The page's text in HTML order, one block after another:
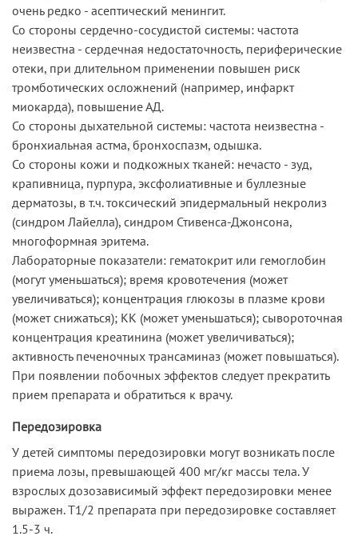
очень редко - асептический менингит.
Со стороны сердечно-сосудистой системы: частота
неизвестна - сердечная недостаточность, периферические
отеки, при длительном применении повышен риск
тромботических осложнений (например, инфаркт
миокарда), повышение АД.
Со стороны дыхательной системы: частота неизвестна -
бронхиальная астма, бронхоспазм, одышка.
Со стороны кожи и подкожных тканей: нечасто - зуд,
крапивница, пурпура, эксфолиативные и буллезные
дерматозы, в т.ч. токсический эпидермальный некролиз
(синдром Лайелла), синдром Стивенса-Джонсона,
многоформная эритема.
Лабораторные показатели: гематокрит или гемоглобин
(могут уменьшаться); время кровотечения (может
увеличиваться); концентрация глюкозы в плазме крови
(может снижаться); КК (может уменьшаться); сывороточная
концентрация креатинина (может увеличиваться);
активность печеночных трансаминаз (может повышаться).
При появлении побочных эффектов следует прекратить
прием препарата и обратиться к врачу.
Передозировка
У детей симптомы передозировки могут возникать после
приема лозы, превышающей 400 мг/кг массы тела. У
взрослых дозозависимый эффект передозировки менее
выражен. T1/2 препарата при передозировке составляет
1.5-3 ч.